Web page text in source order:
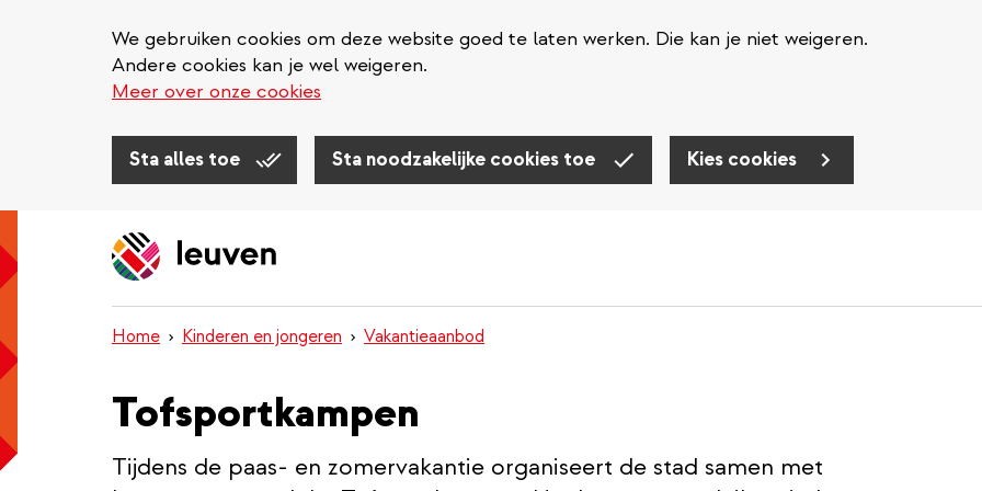
We gebruiken cookies om deze website goed te laten werken. Die kan je niet weigeren.
Andere cookies kan je wel weigeren.
Meer over onze cookies
Sta alles toe Sta noodzakelijke cookies toe Kies cookies
Home Kinderen en jongeren Vakantieaanbod
Tofsportkampen
Tijdens de paas- en zomervakantie organiseert de stad samen met